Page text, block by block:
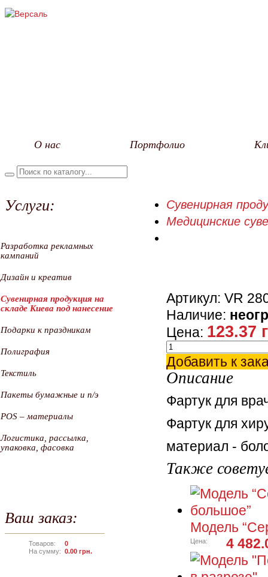
О нас Портфолио
Услуги:
Разработка рекламных
кампаний
Дизайн и креатив
Сувенирная продукция на
складе Киева под нанесение
Подарки к праздникам
Полиграфия
Текстиль
Пакеты бумажные и п/э
POS – материалы
Логистика, рассылка,
упаковка, фасовка
Ваш заказ:
Товаров:
На сумму:
0
0.00 грн.
Сувенирная
Медицинские
Артикул: VR
Наличие:
Цена: 123.37
Добавить к
Описание
Фартук для
Фартук для
материал -
Также
Модель
Цена: 4